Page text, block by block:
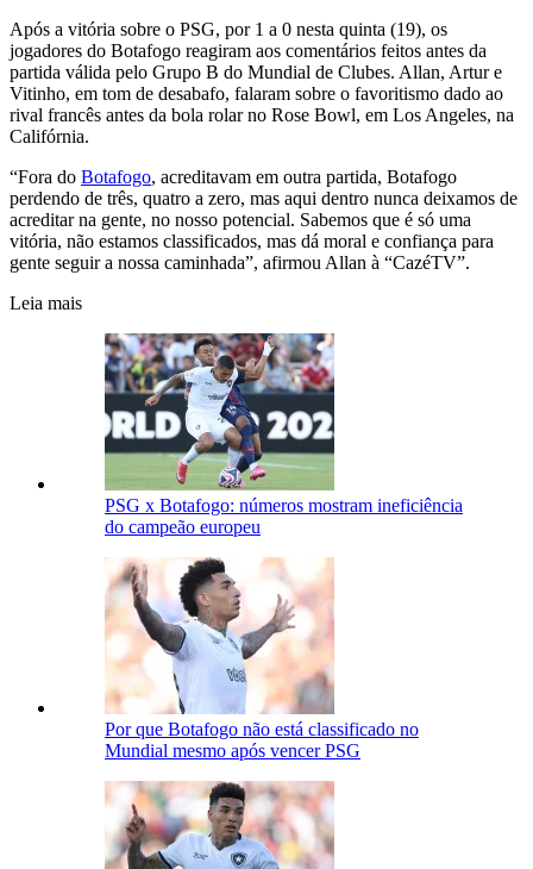
Após a vitória sobre o PSG, por 1 a 0 nesta quinta (19), os
jogadores do Botafogo reagiram aos comentários feitos antes da
partida válida pelo Grupo B do Mundial de Clubes. Allan, Artur e
Vitinho, em tom de desabafo, falaram sobre o favoritismo dado ao
rival francês antes da bola rolar no Rose Bowl, em Los Angeles, na
Califórnia.
“Fora do Botafogo, acreditavam em outra partida, Botafogo
perdendo de três, quatro a zero, mas aqui dentro nunca deixamos de
acreditar na gente, no nosso potencial. Sabemos que é só uma
vitória, não estamos classificados, mas dá moral e confiança para
gente seguir a nossa caminhada”, afirmou Allan à “CazéTV”.
Leia mais
PSG x Botafogo: números mostram ineficiência
do campeão europeu
Por que Botafogo não está classificado no
Mundial mesmo após vencer PSG